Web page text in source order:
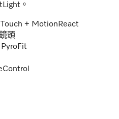
。
+ MotionReact
頭